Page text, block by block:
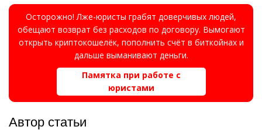
Осторожно! Лже-юристы грабят доверчивых людей,
обещают возврат без расходов по договору. Вымогают
открыть криптокошелёк, пополнить счёт в биткойнах и
дальше выманивают деньги.
Памятка при работе с
юристами
Автор статьи